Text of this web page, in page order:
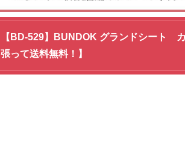
【BD-529】BUNDOK グランドシート
張って送料無料！】